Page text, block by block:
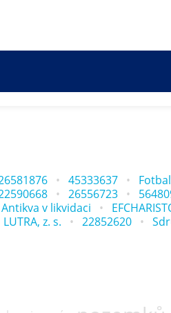
45333637
26556723
v likvidaci
LUTRA, z. s. 22852620